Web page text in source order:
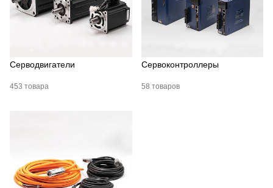
Серводвигатели
453 товара
Сервоконтроллеры
58 товаров